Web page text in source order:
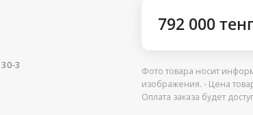
3
792 000
Фото товара носит
изображения. - Цена
Оплата заказа будет